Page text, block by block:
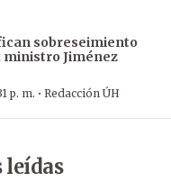
sobreseimiento
ministro Jiménez
p. m. · Redacción ÚH
leídas